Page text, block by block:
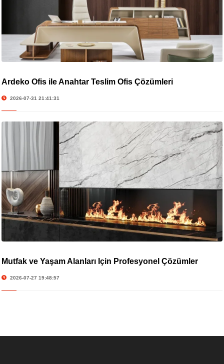
Ardeko Ofis ile Anahtar Teslim Ofis Çözümleri
2026-07-31 21:41:31
Mutfak ve Yaşam Alanları İçin Profesyonel Çözümler
2026-07-27 19:48:57